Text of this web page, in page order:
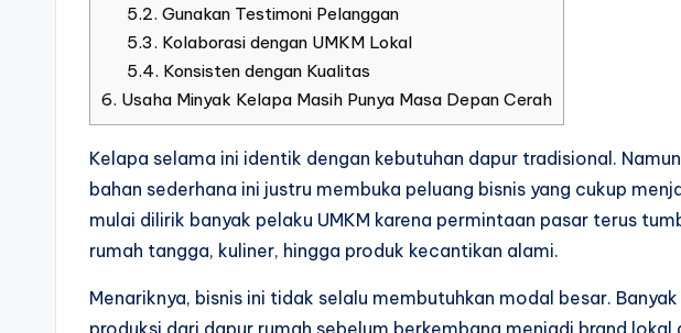
5.2. Gunakan Testimoni Pelanggan
5.3. Kolaborasi dengan UMKM Lokal
5.4. Konsisten dengan Kualitas
6. Usaha Minyak Kelapa Masih Punya Masa Depan Cerah
Kelapa selama ini identik dengan kebutuhan dapur tradisional.
bahan sederhana ini justru membuka peluang bisnis yang cukup
mulai dilirik banyak pelaku UMKM karena permintaan pasar terus
rumah tangga, kuliner, hingga produk kecantikan alami.
Menariknya, bisnis ini tidak selalu membutuhkan modal besar.
produksi dari dapur rumah sebelum berkembang menjadi brand